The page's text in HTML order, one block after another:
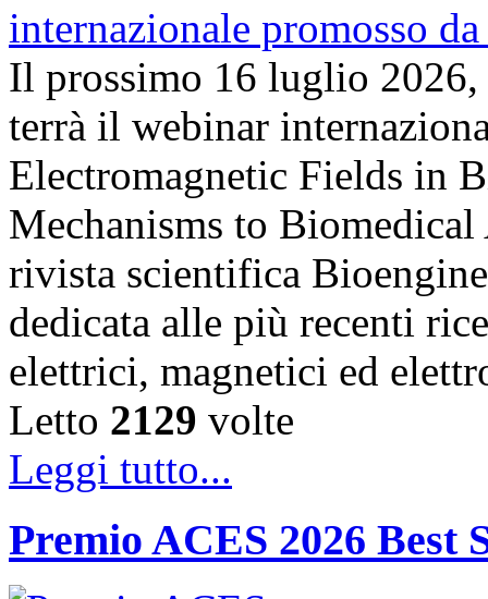
Il prossimo 16 luglio
terrà il webinar
Electromagnetic Fields in
Mechanisms to
rivista scientifica
dedicata alle più recenti
elettrici, magnetici ed
Letto 2129 volte
Leggi tutto...
Premio ACES 2026 Best